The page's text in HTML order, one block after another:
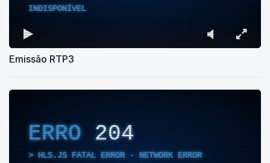
INDISPONÍVEL
Emissão RTP3
ERRO204
HLS.JS FATAL ERROR - NETWORK ERROR